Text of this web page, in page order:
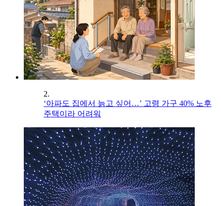
2.
‘아파도 집에서 늙고 싶어…’ 고령 가구 40% 노후
주택이라 어려워